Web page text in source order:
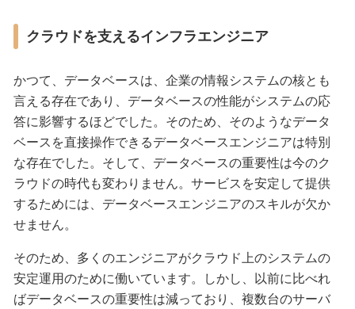
クラウドを支えるインフラエンジニア
かつて、データベースは、企業の情報システムの核とも
言える存在であり、データベースの性能がシステムの応
答に影響するほどでした。そのため、そのようなデータ
ベースを直接操作できるデータベースエンジニアは特別
な存在でした。そして、データベースの重要性は今のク
ラウドの時代も変わりません。サービスを安定して提供
するためには、データベースエンジニアのスキルが欠か
せません。
そのため、多くのエンジニアがクラウド上のシステムの
安定運用のために働いています。しかし、以前に比べれ
ばデータベースの重要性は減っており、複数台のサーバ